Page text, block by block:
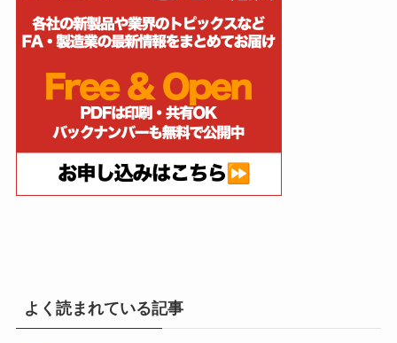
よく読まれている記事